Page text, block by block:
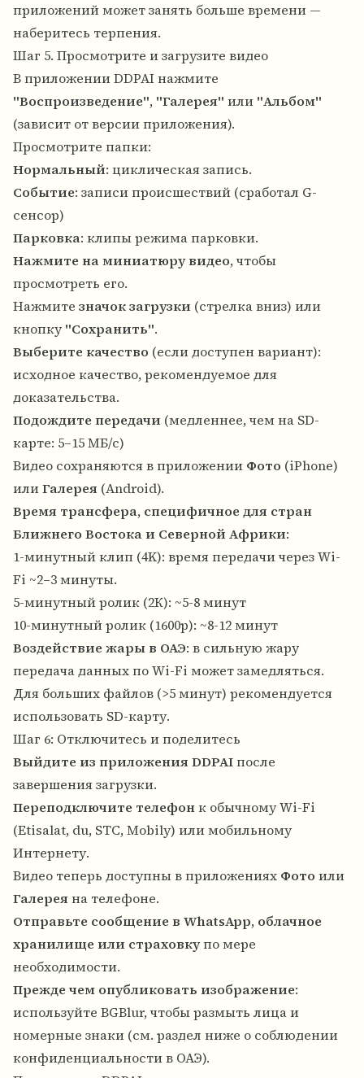
приложений может занять больше времени —
наберитесь терпения.
Шаг 5. Просмотрите и загрузите видео
В приложении DDPAI нажмите
"Воспроизведение", "Галерея" или "Альбом"
(зависит от версии приложения).
Просмотрите папки:
Нормальный: циклическая запись.
Событие: записи происшествий (сработал G-
сенсор)
Парковка: клипы режима парковки.
Нажмите на миниатюру видео, чтобы
просмотреть его.
Нажмите значок загрузки (стрелка вниз) или
кнопку"Сохранить".
Выберите качество (если доступен вариант):
исходное качество, рекомендуемое для
доказательства.
Подождите передачи (медленнее, чем на SD-
карте: 5–15 МБ/с)
Видео сохраняются в приложении Фото (iPhone)
илиГалерея (Android).
Время трансфера, специфичное для стран
Ближнего Востока и Северной Африки:
1-минутный клип (4K): время передачи через Wi-
Fi ~2–3 минуты.
5-минутный ролик (2К): ~5-8 минут
10-минутный ролик (1600p): ~8-12 минут
Воздействие жары в ОАЭ: в сильную жару
передача данных по Wi-Fi может замедляться.
Для больших файлов (>5 минут) рекомендуется
использовать SD-карту.
Шаг 6: Отключитесь и поделитесь
Выйдите из приложения DDPAIпосле
завершения загрузки.
Переподключите телефонк обычному Wi-Fi
(Etisalat, du, STC, Mobily) или мобильному
Интернету.
Видео теперь доступны в приложениях Фото или
Галерея на телефоне.
Отправьте сообщение в WhatsApp, облачное
хранилище или страховкупо мере
необходимости.
Прежде чем опубликовать изображение:
используйте BGBlur, чтобы размыть лица и
номерные знаки (см. раздел ниже о соблюдении
конфиденциальности в ОАЭ).